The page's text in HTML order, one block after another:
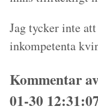
Jag tycker inte
inkompetenta
Kommentar
01-30